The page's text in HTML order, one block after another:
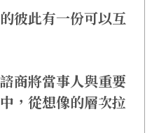
彼此有一份可以互
商將當事人與重要
，從想像的層次拉